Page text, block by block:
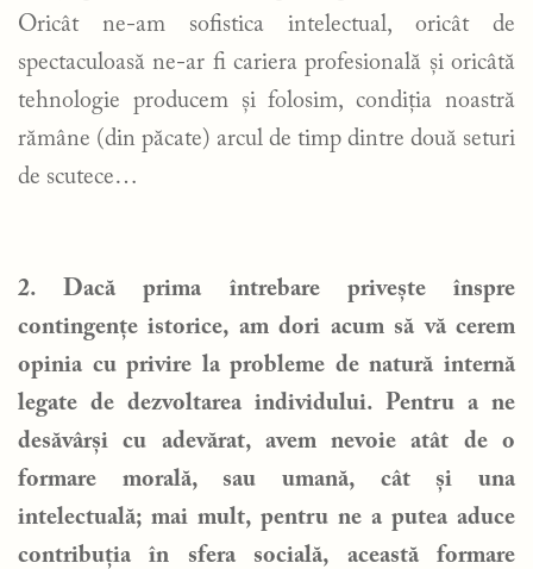
Oricât ne-am sofistica intelectual, oricât de
spectaculoasă ne-ar fi cariera profesională și oricâtă
tehnologie producem și folosim, condiția noastră
rămâne (din păcate) arcul de timp dintre două seturi
de scutece…
2. Dacă prima întrebare privește înspre
contingențe istorice, am dori acum să vă cerem
opinia cu privire la probleme de natură internă
legate de dezvoltarea individului. Pentru a ne
desăvârși cu adevărat, avem nevoie atât de o
formare morală, sau umană, cât și una
intelectuală; mai mult, pentru ne a putea aduce
contribuția în sfera socială, această formare